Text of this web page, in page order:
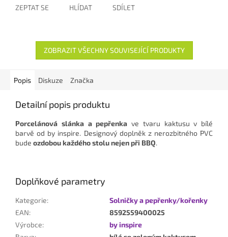
ZEPTAT SE HLÍDAT SDÍLET
ZOBRAZIT VŠECHNY SOUVISEJÍCÍ PRODUKTY
Popis Diskuze Značka
Detailní popis produktu
Porcelánová slánka a pepřenka ve tvaru kaktusu v bílé
barvě od by inspire. Designový doplněk z nerozbitného PVC
bude ozdobou každého stolu nejen při BBQ.
Doplňkové parametry
Kategorie:
Solničky a pepřenky/kořenky
EAN:
8592559400025
Výrobce:
by inspire